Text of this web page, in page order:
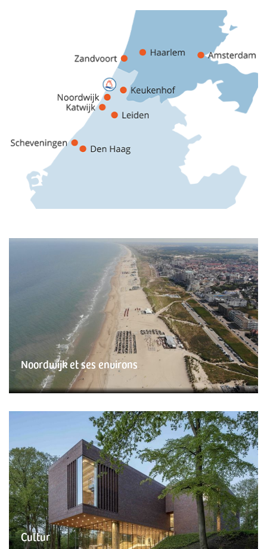
Noordwijk et ses environs
Cultur